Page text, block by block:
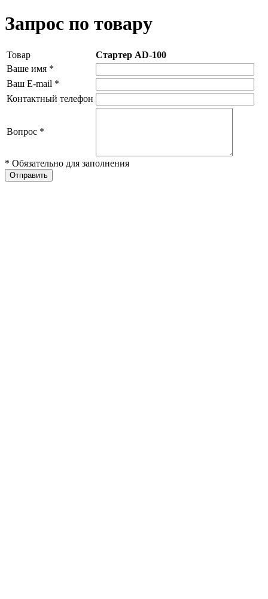
Запрос по товару
Товар
Стартер AD-100
Ваше имя *
Ваш E-mail *
Контактный телефон
Вопрос *
* Обязательно для заполнения
Отправить